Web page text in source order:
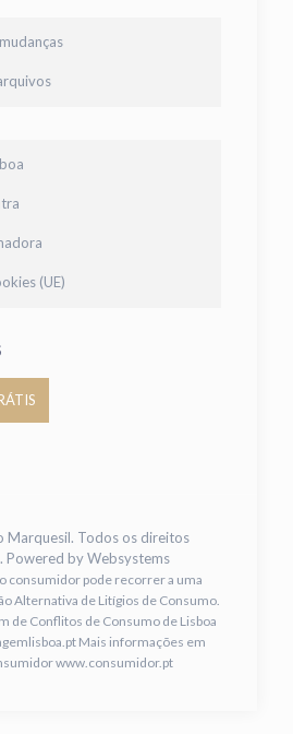
(UE)
Todos os direitos
Powered byWebsystems
consumidor pode recorrer a uma
Alternativa de Litígios de Consumo.
de Conflitos de Consumo de Lisboa
Mais informações em
www.consumidor.pt